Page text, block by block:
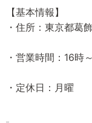
【基本情報】
・住所：東京都葛
・営業時間：16時
・定休日：月曜